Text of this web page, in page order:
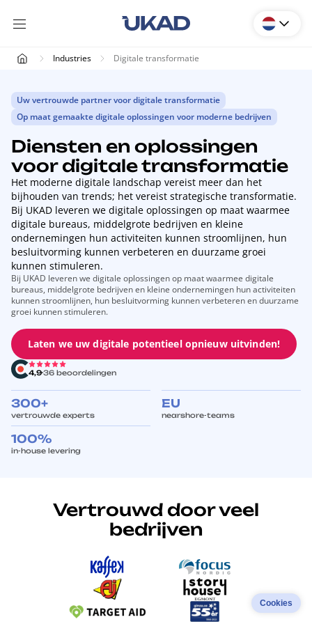
Industries Digitale transformatie
Uw vertrouwde partner voor digitale transformatie
Op maat gemaakte digitale oplossingen voor moderne bedrijven
Diensten en oplossingen
voor digitale transformatie
Het moderne digitale landschap vereist meer dan het
bijhouden van trends; het vereist strategische transformatie.
Bij UKAD leveren we digitale oplossingen op maat waarmee
digitale bureaus, middelgrote bedrijven en kleine
ondernemingen hun activiteiten kunnen stroomlijnen, hun
besluitvorming kunnen verbeteren en duurzame groei
kunnen stimuleren.
Bij UKAD leveren we digitale oplossingen op maat waarmee digitale
bureaus, middelgrote bedrijven en kleine ondernemingen hun activiteiten
kunnen stroomlijnen, hun besluitvorming kunnen verbeteren en duurzame
groei kunnen stimuleren.
Laten we uw digitale potentieel opnieuw uitvinden!
4,936 beoordelingen
300+
vertrouwde experts
EU
nearshore-teams
100%
in-house levering
Vertrouwd door veel
bedrijven
Cookies